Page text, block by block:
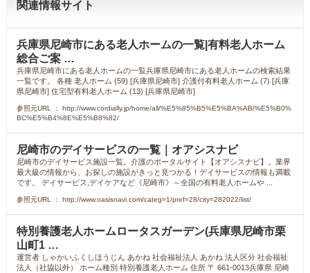
関連情報サイト
兵庫県尼崎市にある老人ホームの一覧|有料老人ホーム
総合ご案 …
兵庫県尼崎市にある老人ホームの一覧兵庫県尼崎市にある老人ホームの検索結果
一覧です。 各種 老人ホーム (59) [兵庫県尼崎市] 介護付有料老人ホーム (7) [兵庫
県尼崎市] 住宅型有料老人ホーム (13) [兵庫県尼崎市]
参照元URL ： http://www.cordially.jp/home/all/%E5%85%B5%E5%BA%AB/%E5%B0%
BC%E5%B4%8E%E5%B8%82/
尼崎市のデイサービスの一覧｜オアシスナビ
尼崎市のデイサービス施設一覧。介護のポータルサイト【オアシスナビ】。業界
最大級の情報から、お探しの施設がきっと見つかる！デイサービスの情報も満載
です。 デイサービス,デイケアなど《尼崎市》～全国の有料老人ホームや ...
参照元URL ： http://www.oasisnavi.com/categ=1/pref=28/city=282022/list/
特別養護老人ホームロータスガーデン(兵庫県尼崎市栗
山町1 …
運営者 しゃかいふくしほうじん あかね 社会福祉法人 あかね 法人区分 社会福祉
法人（社協以外） ホーム種別 特別養護老人ホーム 住所 〒 661-0013兵庫県 尼崎